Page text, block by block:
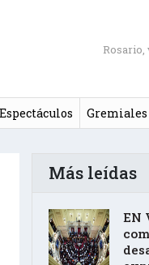
Rosario,
Espectáculos Gremiales
Más leídas
EN